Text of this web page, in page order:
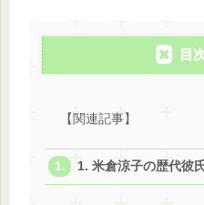
目
【関連記事】
1. 米倉涼子の歴代彼